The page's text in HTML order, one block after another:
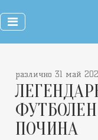
различно 31 май
ПОЧИНА